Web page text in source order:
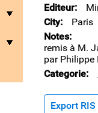
Editeur
City
Paris
Notes
remis à M.
par Philippe
Categorie
Export RIS